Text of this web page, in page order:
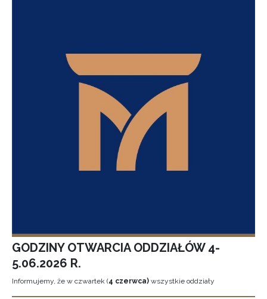
GODZINY OTWARCIA ODDZIAŁÓW 4-
5.06.2026 R.
Informujemy, że w czwartek (4 czerwca) wszystkie oddziały